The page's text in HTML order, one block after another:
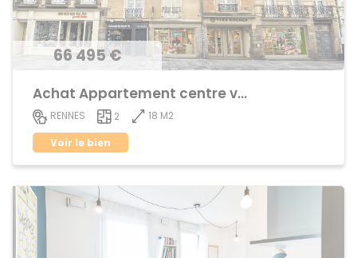
66 495 €
Achat Appartement centre ville
RENNES 2
18 M2
Voir le bien